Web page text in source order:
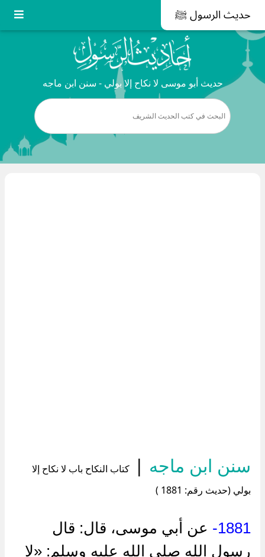
حديث الرسول ﷺ
حديث أبو موسى لا نكاح إلا بولي - سنن ابن ماجه
سنن ابن ماجه |
كتاب النكاح باب لا نكاح إلا
بولي (حديث رقم: 1881 )
1881-
عن أبي موسى، قال: قال
رسول الله صلى الله عليه وسلم: «لا